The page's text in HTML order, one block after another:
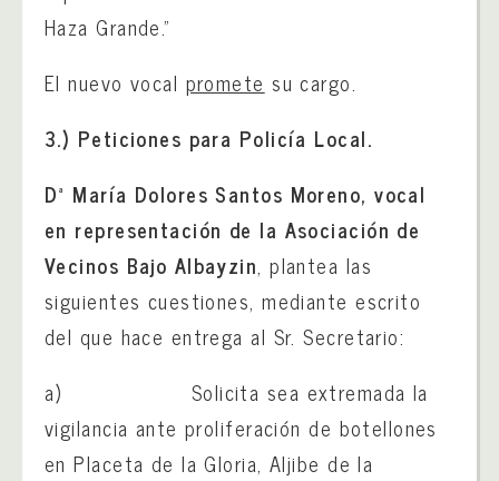
Haza Grande.”
El nuevo vocal promete su cargo.
3.) Peticiones para Policía Local.
Dª María Dolores Santos Moreno, vocal
en representación de la Asociación de
Vecinos Bajo Albayzin, plantea las
siguientes cuestiones, mediante escrito
del que hace entrega al Sr. Secretario:
a) Solicita sea extremada la
vigilancia ante proliferación de botellones
en Placeta de la Gloria, Aljibe de la